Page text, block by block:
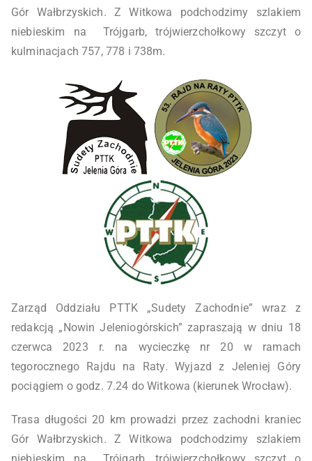
Gór Wałbrzyskich. Z Witkowa podchodzimy szlakiem
niebieskim na Trójgarb, trójwierzchołkowy szczyt o
kulminacjach 757, 778 i 738m.
Zarząd Oddziału PTTK „Sudety Zachodnie” wraz z
redakcją „Nowin Jeleniogórskich” zapraszają w dniu 18
czerwca 2023 r. na wycieczkę nr 20 w ramach
tegorocznego Rajdu na Raty. Wyjazd z Jeleniej Góry
pociągiem o godz. 7.24 do Witkowa (kierunek Wrocław).
Trasa długości 20 km prowadzi przez zachodni kraniec
Gór Wałbrzyskich. Z Witkowa podchodzimy szlakiem